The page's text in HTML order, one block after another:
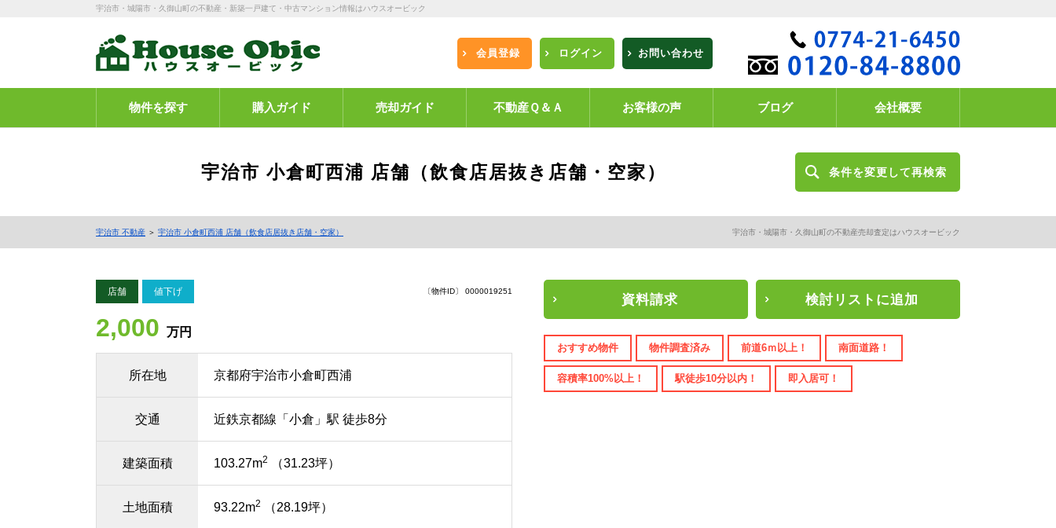
宇治市・城陽市・久御山町の不動産・新築一戸建て・中古マンション情報はハウスオービック
会員登録 ログイン お問い合わせ
物件を探す 購入ガイド 売却ガイド 不動産Ｑ＆Ａ お客様の声 ブログ 会社概要
宇治市 小倉町西浦 店舗（飲食店居抜き店舗・空家） 条件を変更して再検索
宇治市 不動産 ＞ 宇治市 小倉町西浦 店舗（飲食店居抜き店舗・空家） 宇治市・城陽市・久御山町の不動産売却査定はハウスオービック
〔物件ID〕 0000019251
店舗 値下げ
2,000 万円
所在地 京都府宇治市小倉町西浦
交通 近鉄京都線「小倉」駅 徒歩8分
建築面積 103.27m2 （31.23坪）
土地面積 93.22m2 （28.19坪）
資料請求 検討リスト に追加
おすすめ物件 物件調査済み 前道6ｍ以上！ 南面道路！
容積率100%以上！ 駅徒歩10分以内！ 即入居可！